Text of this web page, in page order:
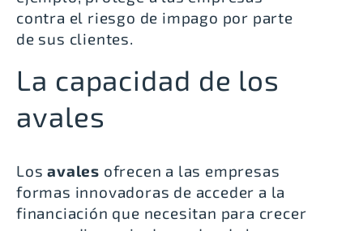
contra el riesgo de impago por parte
de sus clientes.
La capacidad de los
avales
Losavales ofrecen a las empresas
formas innovadoras de acceder a la
financiación que necesitan para crecer